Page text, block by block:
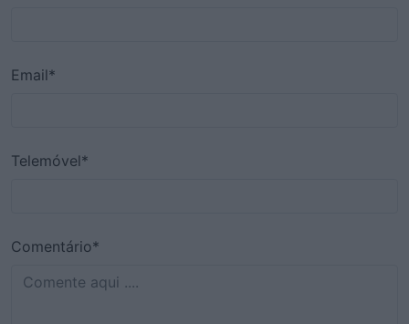
Email*
Telemóvel*
Comentário*